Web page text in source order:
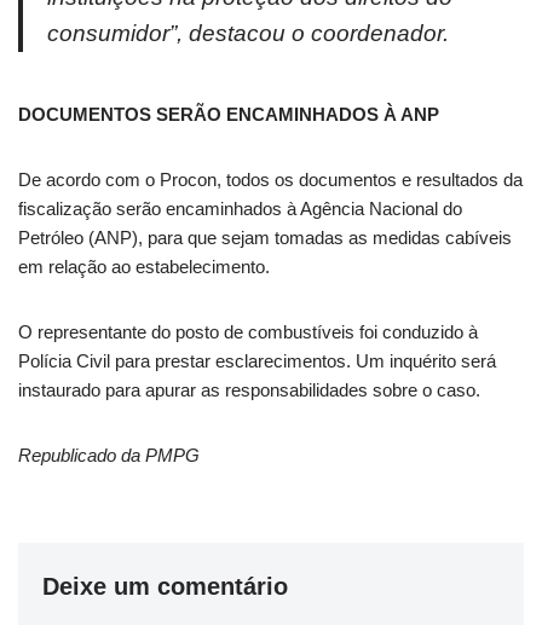
consumidor”, destacou o coordenador.
DOCUMENTOS SERÃO ENCAMINHADOS À ANP
De acordo com o Procon, todos os documentos e resultados da
fiscalização serão encaminhados à Agência Nacional do
Petróleo (ANP), para que sejam tomadas as medidas cabíveis
em relação ao estabelecimento.
O representante do posto de combustíveis foi conduzido à
Polícia Civil para prestar esclarecimentos. Um inquérito será
instaurado para apurar as responsabilidades sobre o caso.
Republicado da PMPG
Deixe um comentário